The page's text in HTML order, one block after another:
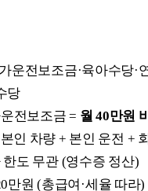
운전보조금·육아수당·
당
전보조금 = 월 40만원
인 차량 + 본인 운전 +
도 무관 (영수증 정산)
만원 (총급여·세율 따라)